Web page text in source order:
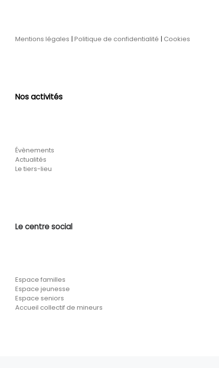
Mentions légales |Politique de confidentialité |Cookies
Nos activités
Évènements
Actualités
Le tiers-lieu
Le centre social
Espace familles
Espace jeunesse
Espace seniors
Accueil collectif de mineurs